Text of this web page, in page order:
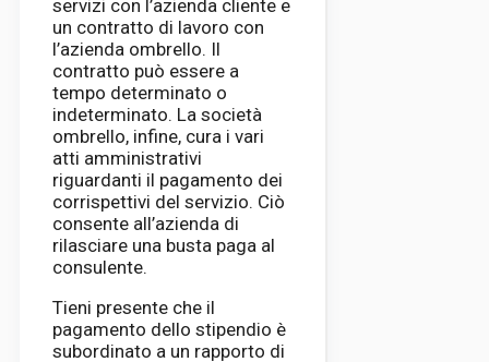
servizi con l’azienda cliente e
un contratto di lavoro con
l’azienda ombrello. Il
contratto può essere a
tempo determinato o
indeterminato. La società
ombrello, infine, cura i vari
atti amministrativi
riguardanti il ​​pagamento dei
corrispettivi del servizio. Ciò
consente all’azienda di
rilasciare una busta paga al
consulente.
Tieni presente che il
pagamento dello stipendio è
subordinato a un rapporto di